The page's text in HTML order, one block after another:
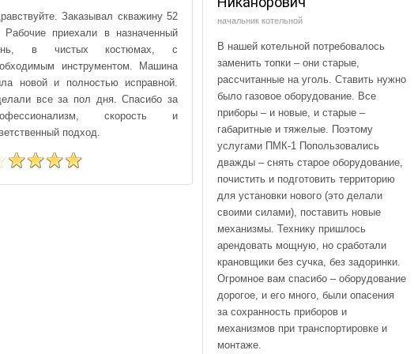
Заказывал скважину 52
приехали в назначенный
в чистых костюмах, с
инструментом. Машина
новой и полностью исправной.
все за пол дня. Спасибо за
скорость и
подход.
начальник котельной
В нашей котельной потребовалось
заменить топки – они старые,
рассчитанные на уголь. Ставить нужно
было газовое оборудование. Все
приборы – и новые, и старые –
габаритные и тяжелые. Поэтому
услугами ПМК-1 Попользовались
дважды – снять старое оборудование,
почистить и подготовить территорию
для установки нового (это делали
своими силами), поставить новые
механизмы. Технику пришлось
арендовать мощную, но сработали
крановщики без сучка, без задоринки.
Огромное вам спасибо – оборудование
дорогое, и его много, были опасения
за сохранность приборов и
механизмов при транспортировке и
монтаже.